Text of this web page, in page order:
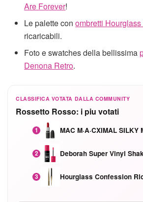
Are Forever!
Le palette conombretti
ricaricabili.
Foto e swatches della bellissima
Denona Retro.
CLASSIFICA VOTATA DALLA COMMUNITY
Rossetto Rosso: i piu votati
1
2 Deborah Super Vinyl
3